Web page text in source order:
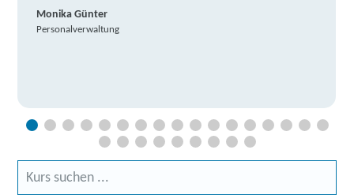
Monika Günter
Personalverwaltung